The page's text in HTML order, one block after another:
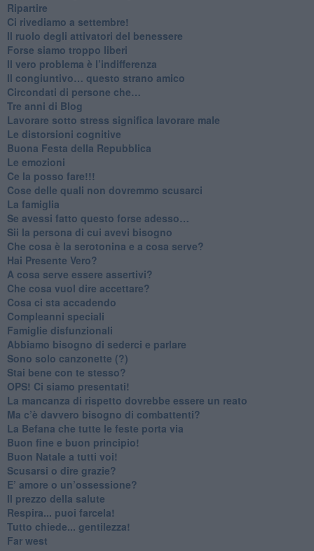
Ripartire
​Ci rivediamo a settembre!
​Il ruolo degli attivatori del benessere
​Forse siamo troppo liberi
​Il vero problema è l’indifferenza
​Il congiuntivo… questo strano amico
​Circondati di persone che…
​Tre anni di Blog
​Lavorare sotto stress significa lavorare male
​Le distorsioni cognitive
​Buona Festa della Repubblica
Le emozioni
​Ce la posso fare!!!
​Cose delle quali non dovremmo scusarci
​La famiglia
​Se avessi fatto questo forse adesso…
​Sii la persona di cui avevi bisogno
Che cosa è la serotonina e a cosa serve?
​Hai Presente Vero?
A cosa serve essere assertivi?
​Che cosa vuol dire accettare?
​Cosa ci sta accadendo
​Compleanni speciali
​Famiglie disfunzionali
​Abbiamo bisogno di sederci e parlare
Sono solo canzonette (?)
​Stai bene con te stesso?
​OPS! Ci siamo presentati!
​La mancanza di rispetto dovrebbe essere un reato
​Ma c’è davvero bisogno di combattenti?
​La Befana che tutte le feste porta via
Buon fine e buon principio!
​Buon Natale a tutti voi!
​Scusarsi o dire grazie?
​E’ amore o un’ossessione?
​Il prezzo della salute
​Respira... puoi farcela!
​Tutto chiede... gentilezza!
​Far west